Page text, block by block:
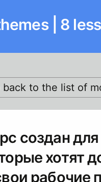
| 8
back to the list of
создан
хотят
рабочие